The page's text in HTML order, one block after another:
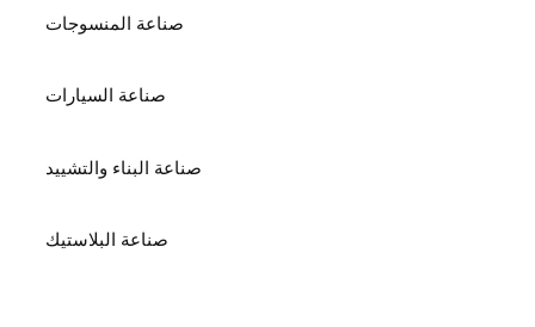
صناعة المنسوجات
صناعة السيارات
صناعة البناء والتشييد
صناعة البلاستيك